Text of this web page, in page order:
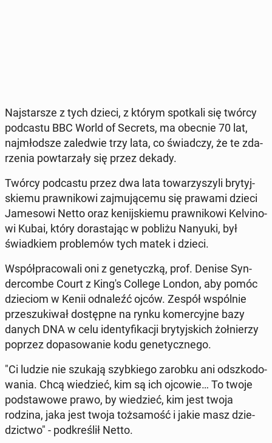
Naj­star­sze z tych dzieci, z którym spo­tka­li się twórcy
pod­ca­stu BBC World of Secrets, ma obecnie 70 lat,
naj­młod­sze za­le­d­wie trzy lata, co świad­czy, że te zda­
rze­nia po­wta­rza­ły się przez dekady.
Twórcy pod­ca­stu przez dwa lata to­wa­rzy­szy­li bry­tyj­
skie­mu praw­ni­ko­wi zaj­mu­ją­ce­mu się prawami dzieci
Ja­me­so­wi Netto oraz ke­nij­skie­mu praw­ni­ko­wi Ke­lvi­no­
wi Kubai, który do­ra­sta­jąc w pobliżu Nanyuki, był
świad­kiem pro­ble­mów tych matek i dzieci.
Współ­pra­co­wa­li oni z ge­ne­tycz­ką, prof. Denise Syn­
der­com­be Court z King's College London, aby pomóc
dzie­ciom w Kenii od­na­leźć ojców. Zespół wspól­nie
prze­szu­ki­wał do­stęp­ne na rynku ko­mer­cyj­ne bazy
danych DNA w celu iden­ty­fi­ka­cji bry­tyj­skich żoł­nie­rzy
poprzez do­pa­so­wa­nie kodu ge­ne­tycz­ne­go.
"Ci ludzie nie szukają szyb­kie­go zarobku ani od­szko­do­
wa­nia. Chcą wie­dzieć, kim są ich ojcowie… To twoje
pod­sta­wo­we prawo, by wie­dzieć, kim jest twoja
rodzina, jaka jest twoja toż­sa­mość i jakie masz dzie­
dzic­two" - pod­kre­ślił Netto.